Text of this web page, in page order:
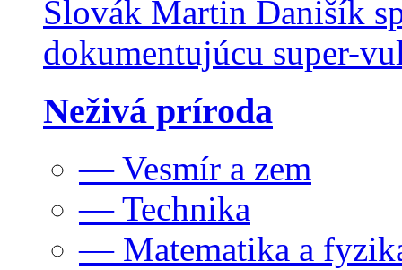
Slovák Martin Danišík
dokumentujúcu super-
Neživá príroda
— Vesmír a zem
— Technika
— Matematika a